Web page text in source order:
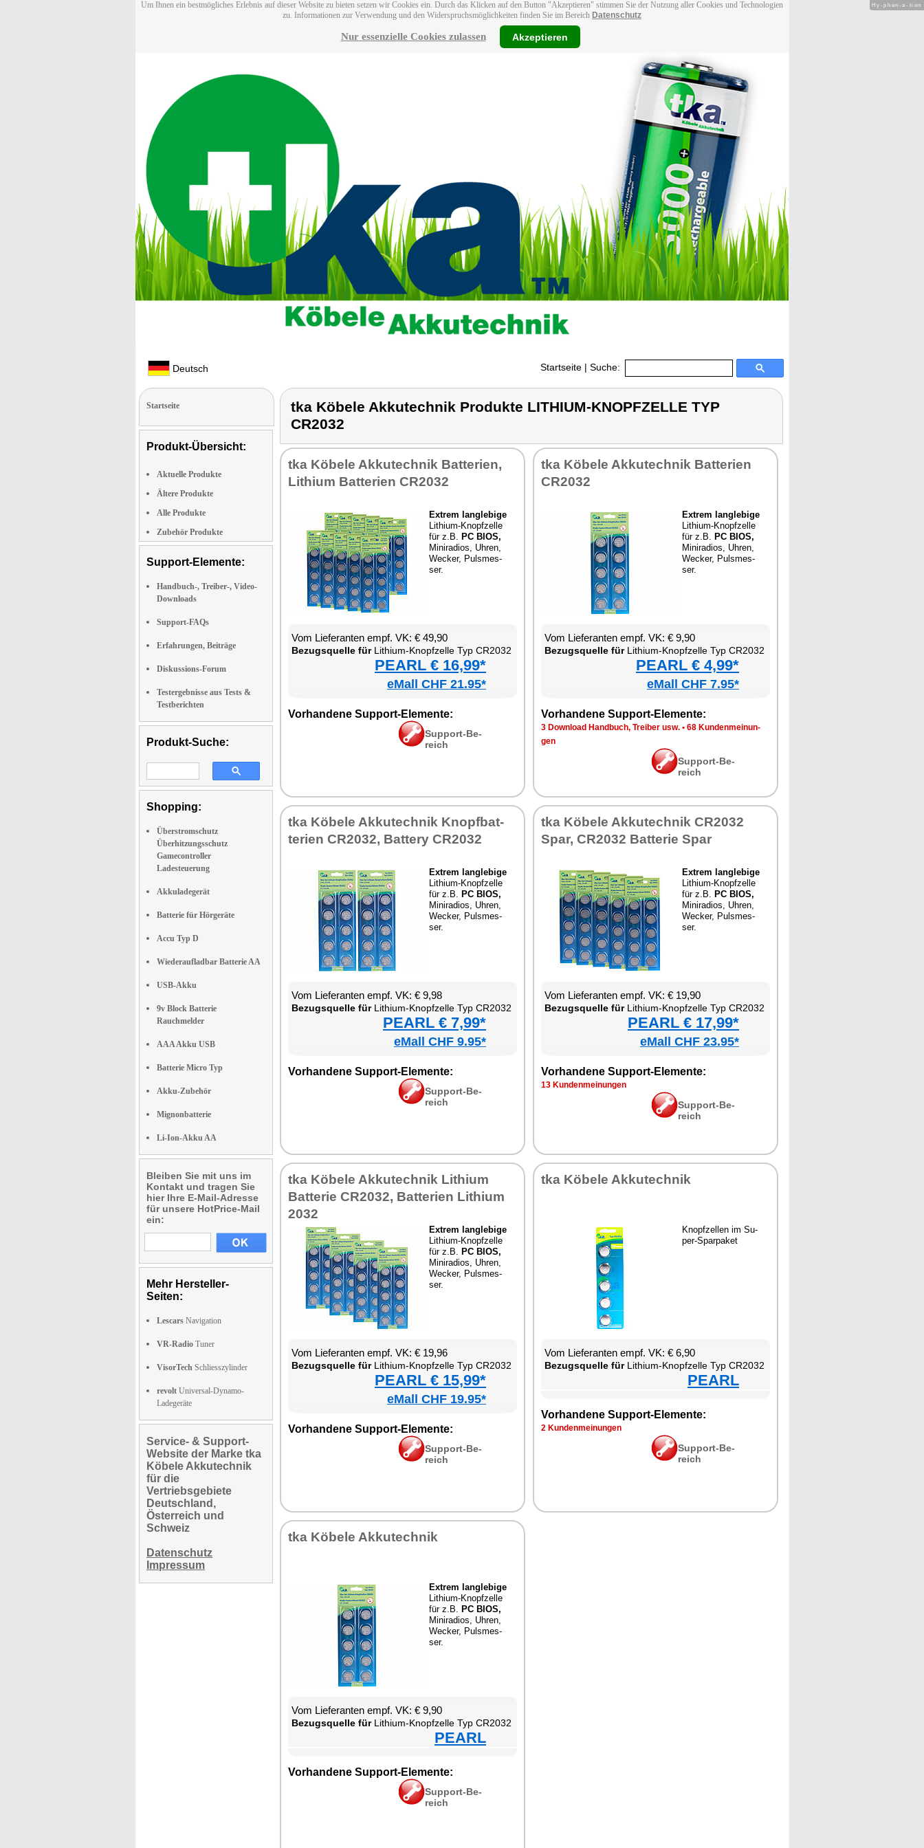
Um Ihnen ein bestmögliches Erlebnis auf dieser Website zu bieten setzen wir Cookies ein. Durch das Klicken auf den Button "Akzeptieren" stimmen Sie der Nutzung aller Cookies und Technologien
zu. Informationen zur Verwendung und den Widerspruchsmöglichkeiten finden Sie im Bereich Datenschutz
Nur essenzielle Cookies zulassen Akzeptieren
Deutsch Startseite | Suche:
Startseite
Produkt-Übersicht:
Aktuelle Produkte
Ältere Produkte
Alle Produkte
Zubehör Produkte
Support-Elemente:
Handbuch-, Treiber-, Video-
Downloads
Support-FAQs
Erfahrungen, Beiträge
Diskussions-Forum
Testergebnisse aus Tests &
Testberichten
Produkt-Suche:
Shopping:
Überstromschutz
Überhitzungsschutz
Gamecontroller
Ladesteuerung
Akkuladegerät
Batterie für Hörgeräte
Accu Typ D
Wiederaufladbar Batterie AA
USB-Akku
9v Block Batterie
Rauchmelder
AAA Akku USB
Batterie Micro Typ
Akku-Zubehör
Mignonbatterie
Li-Ion-Akku AA
Bleiben Sie mit uns im
Kontakt und tragen Sie
hier Ihre E-Mail-Adresse
für unsere HotPrice-Mail
ein:
Mehr Hersteller-
Seiten:
Lescars Navigation
VR-Radio Tuner
VisorTech Schliesszylinder
revolt Universal-Dynamo-
Ladegeräte
Service- & Support-
Website der Marke tka
Köbele Akkutechnik
für die
Vertriebsgebiete
Deutschland,
Österreich und
Schweiz
Datenschutz
Impressum
tka Köbele Akkutechnik Produkte LITHIUM-KNOPFZELLE TYP
CR2032
tka Kö­be­le Ak­ku­tech­nik Bat­te­ri­en,
Li­thi­um Bat­te­ri­en CR2032
Ex­trem lang­le­bi­ge
Li­thi­um-Knopf­zel­le
für z.B. PC BIOS,
Mi­ni­ra­di­os, Uh­ren,
We­cker, Puls­mes­
ser.
Vom Lie­fe­ran­ten empf. VK: € 49,90
Be­zugs­quel­le fürLi­thi­um-Knopf­zel­le Typ CR2032
PEARL € 16,99*
eMall CHF 21.95*
Vor­han­de­ne Sup­port-Ele­men­te:
Sup­port-Be­
reich
tka Kö­be­le Ak­ku­tech­nik Bat­te­ri­en
CR2032
Ex­trem lang­le­bi­ge
Li­thi­um-Knopf­zel­le
für z.B. PC BIOS,
Mi­ni­ra­di­os, Uh­ren,
We­cker, Puls­mes­
ser.
Vom Lie­fe­ran­ten empf. VK: € 9,90
Be­zugs­quel­le fürLi­thi­um-Knopf­zel­le Typ CR2032
PEARL € 4,99*
eMall CHF 7.95*
Vor­han­de­ne Sup­port-Ele­men­te:
3 Down­load Hand­buch, Trei­ber usw. • 68 Kun­den­mei­nun­
gen
Sup­port-Be­
reich
tka Kö­be­le Ak­ku­tech­nik Knopf­bat­
te­ri­en CR2032, Bat­te­ry CR2032
Ex­trem lang­le­bi­ge
Li­thi­um-Knopf­zel­le
für z.B. PC BIOS,
Mi­ni­ra­di­os, Uh­ren,
We­cker, Puls­mes­
ser.
Vom Lie­fe­ran­ten empf. VK: € 9,98
Be­zugs­quel­le fürLi­thi­um-Knopf­zel­le Typ CR2032
PEARL € 7,99*
eMall CHF 9.95*
Vor­han­de­ne Sup­port-Ele­men­te:
Sup­port-Be­
reich
tka Kö­be­le Ak­ku­tech­nik CR2032
Spar, CR2032 Bat­te­rie Spar
Ex­trem lang­le­bi­ge
Li­thi­um-Knopf­zel­le
für z.B. PC BIOS,
Mi­ni­ra­di­os, Uh­ren,
We­cker, Puls­mes­
ser.
Vom Lie­fe­ran­ten empf. VK: € 19,90
Be­zugs­quel­le fürLi­thi­um-Knopf­zel­le Typ CR2032
PEARL € 17,99*
eMall CHF 23.95*
Vor­han­de­ne Sup­port-Ele­men­te:
13 Kun­den­mei­nun­gen
Sup­port-Be­
reich
tka Kö­be­le Ak­ku­tech­nik Li­thi­um
Bat­te­rie CR2032, Bat­te­ri­en Li­thi­um
2032
Ex­trem lang­le­bi­ge
Li­thi­um-Knopf­zel­le
für z.B. PC BIOS,
Mi­ni­ra­di­os, Uh­ren,
We­cker, Puls­mes­
ser.
Vom Lie­fe­ran­ten empf. VK: € 19,96
Be­zugs­quel­le fürLi­thi­um-Knopf­zel­le Typ CR2032
PEARL € 15,99*
eMall CHF 19.95*
Vor­han­de­ne Sup­port-Ele­men­te:
Sup­port-Be­
reich
tka Kö­be­le Ak­ku­tech­nik
Knopf­zel­len im Su­
per-Spar­pa­ket
Vom Lie­fe­ran­ten empf. VK: € 6,90
Be­zugs­quel­le fürLi­thi­um-Knopf­zel­le Typ CR2032
PEARL
Vor­han­de­ne Sup­port-Ele­men­te:
2 Kun­den­mei­nun­gen
Sup­port-Be­
reich
tka Kö­be­le Ak­ku­tech­nik
Ex­trem lang­le­bi­ge
Li­thi­um-Knopf­zel­le
für z.B. PC BIOS,
Mi­ni­ra­di­os, Uh­ren,
We­cker, Puls­mes­
ser.
Vom Lie­fe­ran­ten empf. VK: € 9,90
Be­zugs­quel­le fürLi­thi­um-Knopf­zel­le Typ CR2032
PEARL
Vor­han­de­ne Sup­port-Ele­men­te:
Sup­port-Be­
reich
Hy-phen-a-tion